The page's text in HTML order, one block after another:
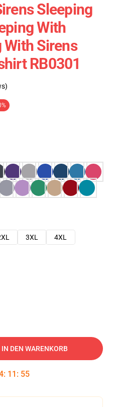
Sleeping
With
With Sirens
RB0301
3XL
4XL
IN DEN WARENKORB
: 11 : 54